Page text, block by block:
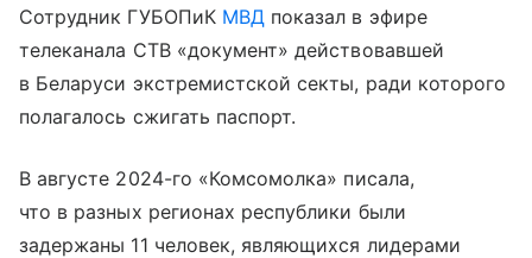
Сотрудник ГУБОПиК МВД показал в эфире
телеканала СТВ «документ» действовавшей
в Беларуси экстремистской секты, ради которого
полагалось сжигать паспорт.
В августе 2024-го «Комсомолка» писала,
что в разных регионах республики были
задержаны 11 человек, являющихся лидерами